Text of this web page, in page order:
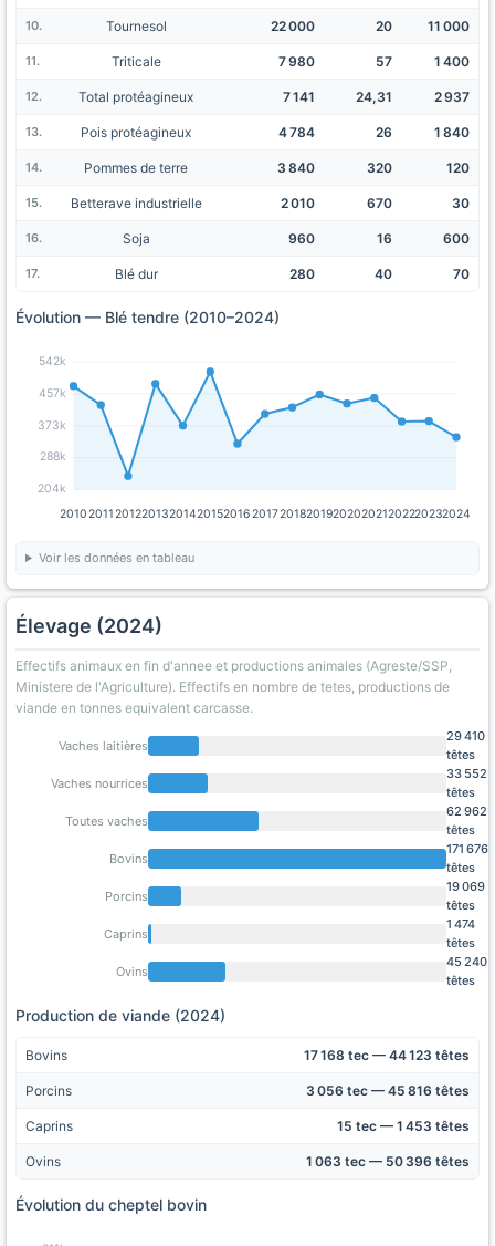
Tournesol 22 000 20 11 000
Triticale 7 980 57 1 400
Total protéagineux 7 141 24,31 2 937
Pois protéagineux 4 784 26 1 840
Pommes de terre 3 840 320 120
Betterave industrielle 2 010 670 30
Soja 960 16 600
Blé dur 280 40 70
Évolution — Blé tendre (2010–2024)
204k
288k
373k
457k
542k
201020112012201320142015201620172018201920202021202220232024
Voir les données en tableau
Élevage (2024)
Effectifs animaux en fin d'annee et productions animales (Agreste/SSP,
Ministere de l'Agriculture). Effectifs en nombre de tetes, productions de
viande en tonnes equivalent carcasse.
Vaches laitières
29 410
têtes
Vaches nourrices
33 552
têtes
Toutes vaches
62 962
têtes
Bovins
171 676
têtes
Porcins
19 069
têtes
Caprins
1 474
têtes
Ovins
45 240
têtes
Production de viande (2024)
Bovins 17 168 tec — 44 123 têtes
Porcins 3 056 tec — 45 816 têtes
Caprins 15 tec — 1 453 têtes
Ovins 1 063 tec — 50 396 têtes
Évolution du cheptel bovin